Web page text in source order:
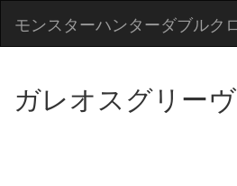
モンスターハンターダブルク
ガレオスグリーヴ